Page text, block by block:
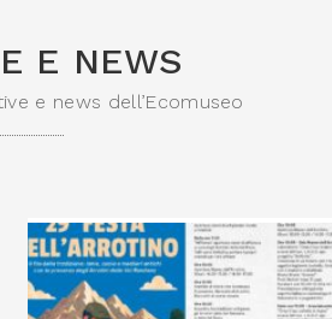
E NEWS
e news dell’Ecomuseo